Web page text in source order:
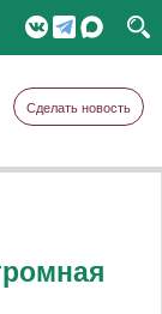
Сделать новость